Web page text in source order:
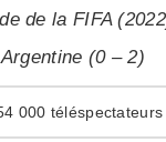
de la FIFA
(0 – 2)
000